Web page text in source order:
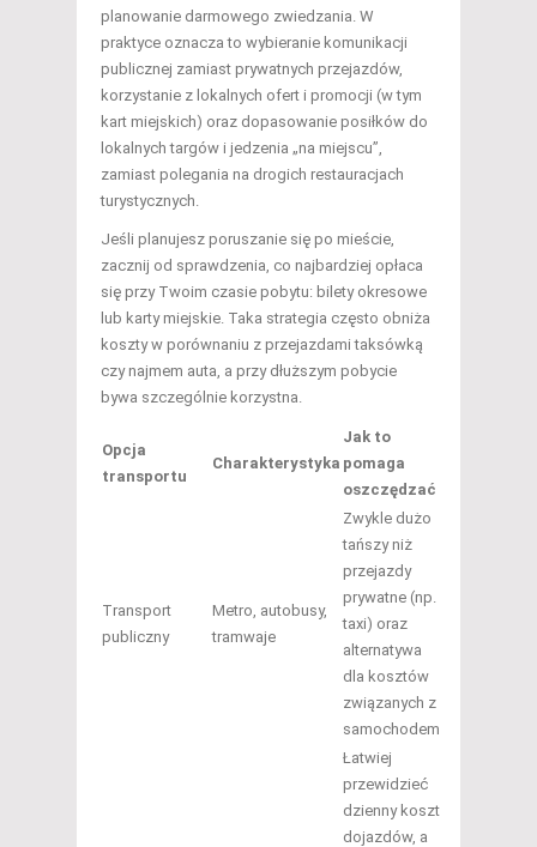
planowanie darmowego zwiedzania. W
praktyce oznacza to wybieranie komunikacji
publicznej zamiast prywatnych przejazdów,
korzystanie z lokalnych ofert i promocji (w tym
kart miejskich) oraz dopasowanie posiłków do
lokalnych targów i jedzenia „na miejscu”,
zamiast polegania na drogich restauracjach
turystycznych.
Jeśli planujesz poruszanie się po mieście,
zacznij od sprawdzenia, co najbardziej opłaca
się przy Twoim czasie pobytu: bilety okresowe
lub karty miejskie. Taka strategia często obniża
koszty w porównaniu z przejazdami taksówką
czy najmem auta, a przy dłuższym pobycie
bywa szczególnie korzystna.
Opcja
transportu
Charakterystyka
Jak to
pomaga
oszczędzać
Transport
publiczny
Metro, autobusy,
tramwaje
Zwykle dużo
tańszy niż
przejazdy
prywatne (np.
taxi) oraz
alternatywa
dla kosztów
związanych z
samochodem
Łatwiej
przewidzieć
dzienny koszt
dojazdów, a